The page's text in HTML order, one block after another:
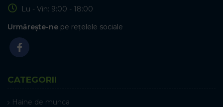
Lu - Vin: 9:00 - 18:00
Urmărește-ne pe rețelele sociale
CATEGORII
Haine de munca